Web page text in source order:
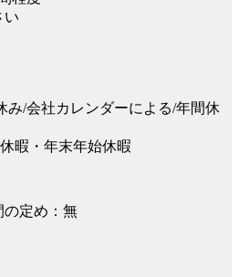
い
み/会社カレンダーによる/年間休
暇・年末年始休暇
の定め：無